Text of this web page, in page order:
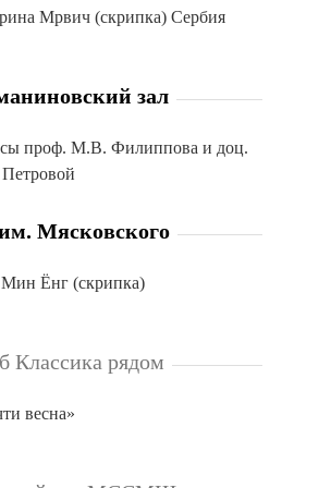
Мрвич (скрипка) Сербия
зал
проф. М.В. Филиппова и доц.
Мясковского
Ёнг (скрипка)
Классика рядом
весна»